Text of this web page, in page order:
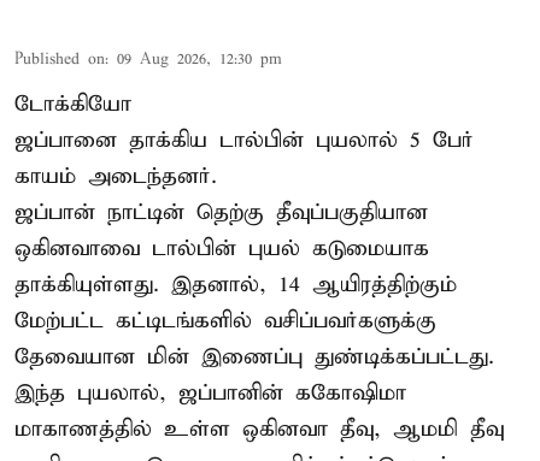
Published on: 09 Aug 2026, 12:30 pm
டோக்கியோ
ஜப்பானை தாக்கிய டால்பின் புயலால் 5 பேர்
காயம் அடைந்தனர்.
ஜப்பான் நாட்டின் தெற்கு தீவுப்பகுதியான
ஒகினவாவை டால்பின் புயல் கடுமையாக
தாக்கியுள்ளது. இதனால், 14 ஆயிரத்திற்கும்
மேற்பட்ட கட்டிடங்களில் வசிப்பவர்களுக்கு
தேவையான மின் இணைப்பு துண்டிக்கப்பட்டது.
இந்த புயலால், ஜப்பானின் ககோஷிமா
மாகாணத்தில் உள்ள ஒகினவா தீவு, ஆமமி தீவு